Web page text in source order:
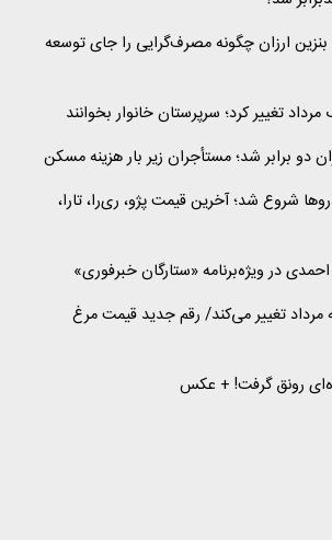
بنزین ارزان چگونه مصرف‌گرایی را جای توسعه
مرداد تغییر کرد؛ سرپرستان خانوار بخوانند
دو برابر شد؛ مستأجران زیر بار هزینه مسکن
شروع شد؛ آخرین قیمت پژو، ری‌را، تارا،
در ویژه‌برنامه «ستارگان خبرفوری»
مرداد تغییر می‌کند/ رقم جدید قیمت مرغ
رونق گرفت! + عکس